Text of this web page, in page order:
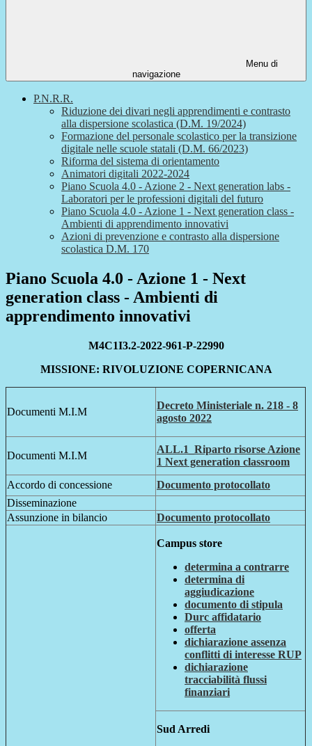
Menu di
navigazione
P.N.R.R.
Riduzione dei divari negli apprendimenti e contrasto
alla dispersione scolastica (D.M. 19/2024)
Formazione del personale scolastico per la transizione
digitale nelle scuole statali (D.M. 66/2023)
Riforma del sistema di orientamento
Animatori digitali 2022-2024
Piano Scuola 4.0 - Azione 2 - Next generation labs -
Laboratori per le professioni digitali del futuro
Piano Scuola 4.0 - Azione 1 - Next generation class -
Ambienti di apprendimento innovativi
Azioni di prevenzione e contrasto alla dispersione
scolastica D.M. 170
Piano Scuola 4.0 - Azione 1 - Next
generation class - Ambienti di
apprendimento innovativi
M4C1I3.2-2022-961-P-22990
MISSIONE: RIVOLUZIONE COPERNICANA
Documenti M.I.M
Decreto Ministeriale n. 218 - 8
agosto 2022
Documenti M.I.M
ALL.1_Riparto risorse Azione
1 Next generation classroom
Accordo di concessione
Documento protocollato
Disseminazione
Assunzione in bilancio
Documento protocollato
Campus store
determina a contrarre
determina di
aggiudicazione
documento di stipula
Durc affidatario
offerta
dichiarazione assenza
conflitti di interesse RUP
dichiarazione
tracciabilità flussi
finanziari
Sud Arredi